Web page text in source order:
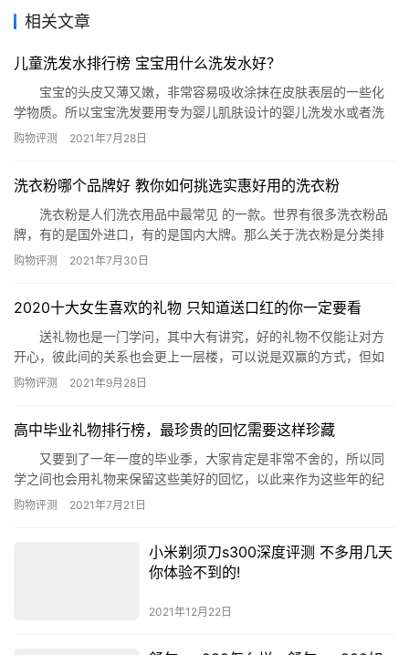
相关文章
儿童洗发水排行榜 宝宝用什么洗发水好？
宝宝的头皮又薄又嫩，非常容易吸收涂抹在皮肤表层的一些化
学物质。所以宝宝洗发要用专为婴儿肌肤设计的婴儿洗发水或者洗
发沐浴露，比起普通洗发水，更加温和无刺激，呵护宝宝娇嫩肌
儿童洗发水有所帮助。 儿童洗发水排行榜 宝宝用什么洗发水好？ 强
生婴儿…
购物评测 2021年7月28日
洗衣粉哪个品牌好 教你如何挑选实惠好用的洗衣粉
洗衣粉是人们洗衣用品中最常见 的一款。世界有很多洗衣粉品
牌，有的是国外进口，有的是国内大牌。那么关于洗衣粉是分类排
行榜有哪些呢？下面网小编为你良心推荐洗衣粉哪个品牌好，看看
比较轻松搓洗，属于天然配方，不伤害肌肤，去污力好，是…
购物评测 2021年7月30日
2020十大女生喜欢的礼物 只知道送口红的你一定要看
送礼物也是一门学问，其中大有讲究，好的礼物不仅能让对方
开心，彼此间的关系也会更上一层楼，可以说是双赢的方式，但如
果礼物送得不好或是对面不喜欢，那么对方糟心，自己浪费了金
喜好和厌恶，因为女生大多都很感性，要是送了一份不合适的礼
物，对方下意识会认…
购物评测 2021年9月28日
高中毕业礼物排行榜，最珍贵的回忆需要这样珍藏
又要到了一年一度的毕业季，大家肯定是非常不舍的，所以同
学之间也会用礼物来保留这些美好的回忆，以此来作为这些年的纪
念。那么今天就由小编来为大家列出高中毕业礼物排行榜，给您做
5、定制照片阳光罐 6、钢笔墨水礼盒 7、彩…
购物评测 2021年7月21日
小米剃须刀s300深度评测 不多用几天
你体验不到的!
2021年12月22日